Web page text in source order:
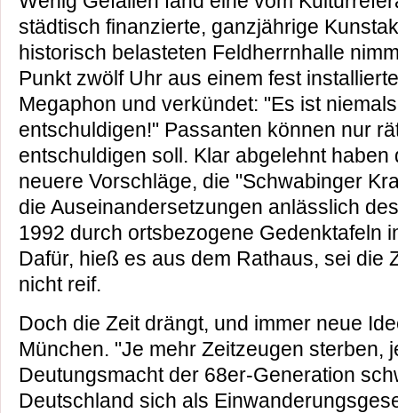
städtisch finanzierte, ganzjährige
historisch belasteten Feldherrnhalle
Punkt zwölf Uhr aus einem fest
Megaphon und verkündet: "Es ist
entschuldigen!" Passanten können nur
entschuldigen soll. Klar abgelehnt
neuere Vorschläge, die "Schwabinger
die Auseinandersetzungen anlässlich
1992 durch ortsbezogene Gedenktafeln
Dafür, hieß es aus dem Rathaus, sei die
nicht reif.
Doch die Zeit drängt, und immer neue
München. "Je mehr Zeitzeugen sterben,
Deutungsmacht der 68er-Generation
Deutschland sich als